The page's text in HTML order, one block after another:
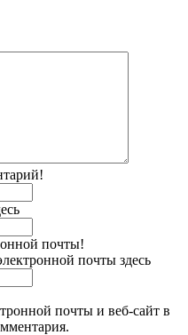
почты!
почты здесь
почты и веб-сайт в